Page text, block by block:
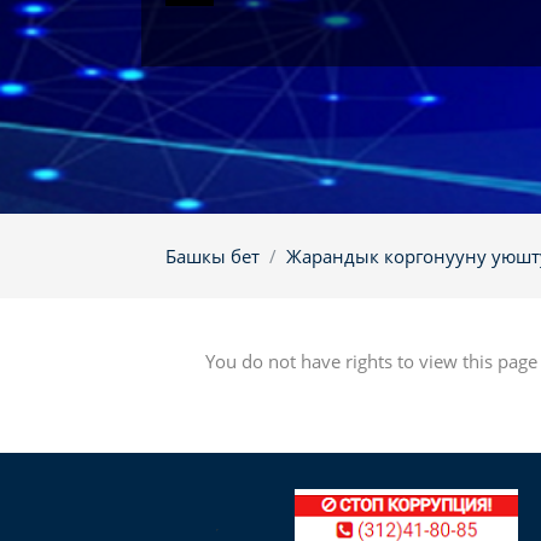
Башкы бет Жарандык коргонууну
You do not have rights to view this page